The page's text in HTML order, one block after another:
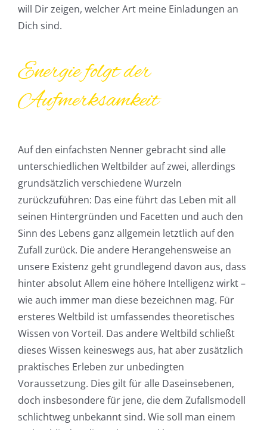
will Dir zeigen, welcher Art meine Einladungen an
Dich sind.
Energie folgt der
Aufmerksamkeit
Auf den einfachsten Nenner gebracht sind alle
unterschiedlichen Weltbilder auf zwei, allerdings
grundsätzlich verschiedene Wurzeln
zurückzuführen: Das eine führt das Leben mit all
seinen Hintergründen und Facetten und auch den
Sinn des Lebens ganz allgemein letztlich auf den
Zufall zurück. Die andere Herangehensweise an
unsere Existenz geht grundlegend davon aus, dass
hinter absolut Allem eine höhere Intelligenz wirkt –
wie auch immer man diese bezeichnen mag. Für
ersteres Weltbild ist umfassendes theoretisches
Wissen von Vorteil. Das andere Weltbild schließt
dieses Wissen keineswegs aus, hat aber zusätzlich
praktisches Erleben zur unbedingten
Voraussetzung. Dies gilt für alle Daseinsebenen,
doch insbesondere für jene, die dem Zufallsmodell
schlichtweg unbekannt sind. Wie soll man einem